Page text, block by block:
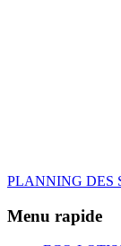
PLANNING DES
Menu rapide